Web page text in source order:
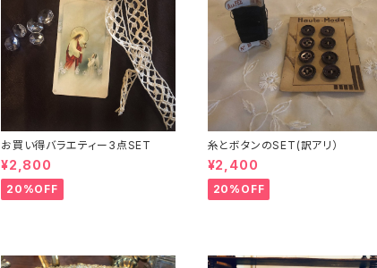
お買い得バラエティー3点SET
¥2,800
20%OFF
糸とボタンのSET(訳アリ）
¥2,400
20%OFF